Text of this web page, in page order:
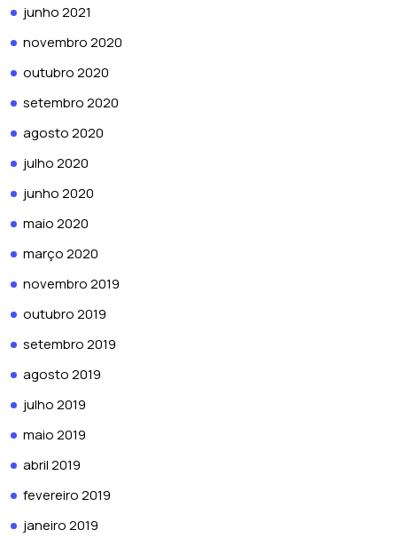
junho 2021
novembro 2020
outubro 2020
setembro 2020
agosto 2020
julho 2020
junho 2020
maio 2020
março 2020
novembro 2019
outubro 2019
setembro 2019
agosto 2019
julho 2019
maio 2019
abril 2019
fevereiro 2019
janeiro 2019